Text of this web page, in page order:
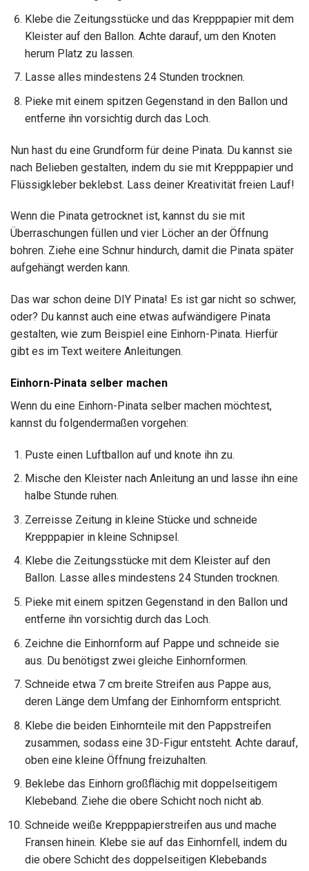
Klebe die Zeitungsstücke und das Krepppapier mit dem
Kleister auf den Ballon. Achte darauf, um den Knoten
herum Platz zu lassen.
Lasse alles mindestens 24 Stunden trocknen.
Pieke mit einem spitzen Gegenstand in den Ballon und
entferne ihn vorsichtig durch das Loch.
Nun hast du eine Grundform für deine Pinata. Du kannst sie
nach Belieben gestalten, indem du sie mit Krepppapier und
Flüssigkleber beklebst. Lass deiner Kreativität freien Lauf!
Wenn die Pinata getrocknet ist, kannst du sie mit
Überraschungen füllen und vier Löcher an der Öffnung
bohren. Ziehe eine Schnur hindurch, damit die Pinata später
aufgehängt werden kann.
Das war schon deine DIY Pinata! Es ist gar nicht so schwer,
oder? Du kannst auch eine etwas aufwändigere Pinata
gestalten, wie zum Beispiel eine Einhorn-Pinata. Hierfür
gibt es im Text weitere Anleitungen.
Einhorn-Pinata selber machen
Wenn du eine Einhorn-Pinata selber machen möchtest,
kannst du folgendermaßen vorgehen:
Puste einen Luftballon auf und knote ihn zu.
Mische den Kleister nach Anleitung an und lasse ihn eine
halbe Stunde ruhen.
Zerreisse Zeitung in kleine Stücke und schneide
Krepppapier in kleine Schnipsel.
Klebe die Zeitungsstücke mit dem Kleister auf den
Ballon. Lasse alles mindestens 24 Stunden trocknen.
Pieke mit einem spitzen Gegenstand in den Ballon und
entferne ihn vorsichtig durch das Loch.
Zeichne die Einhornform auf Pappe und schneide sie
aus. Du benötigst zwei gleiche Einhornformen.
Schneide etwa 7 cm breite Streifen aus Pappe aus,
deren Länge dem Umfang der Einhornform entspricht.
Klebe die beiden Einhornteile mit den Pappstreifen
zusammen, sodass eine 3D-Figur entsteht. Achte darauf,
oben eine kleine Öffnung freizuhalten.
Beklebe das Einhorn großflächig mit doppelseitigem
Klebeband. Ziehe die obere Schicht noch nicht ab.
Schneide weiße Krepppapierstreifen aus und mache
Fransen hinein. Klebe sie auf das Einhornfell, indem du
die obere Schicht des doppelseitigen Klebebands